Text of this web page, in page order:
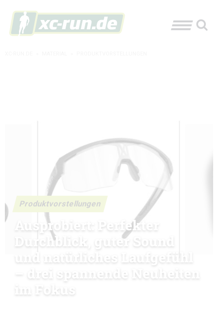
Produktvorstellungen
Ausprobiert: Perfekter
Durchblick, guter Sound
und natürliches Laufgefühl
– drei spannende Neuheiten
im Fokus